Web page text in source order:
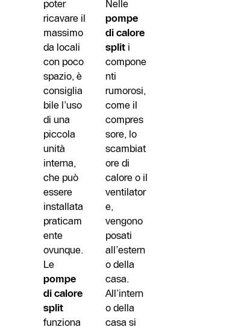
poter
ricavare il
massimo
da locali
con poco
spazio, è
consiglia
bile l’uso
di una
piccola
unità
interna,
che può
essere
installata
praticam
ente
ovunque.
Le
pompe
di calore
split
funziona
Nelle
pompe
di calore
spliti
compone
nti
rumorosi,
come il
compres
sore, lo
scambiat
ore di
calore o il
ventilator
e,
vengono
posati
all’estern
o della
casa.
All’intern
o della
casa si